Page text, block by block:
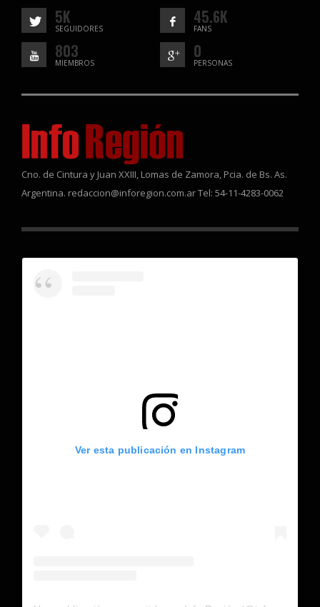
5K
SEGUIDORES
45.6K
FANS
803
MIEMBROS
0
PERSONAS
Cno. de Cintura y Juan XXIII, Lomas de Zamora, Pcia. de Bs. As.
Argentina. redaccion@inforegion.com.ar Tel: 54-11-4283-0062
Ver esta publicación en Instagram